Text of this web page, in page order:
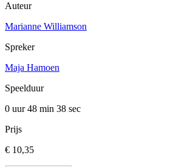
Auteur
Marianne Williamson
Spreker
Maja Hamoen
Speelduur
0 uur 48 min 38 sec
Prijs
€ 10,35